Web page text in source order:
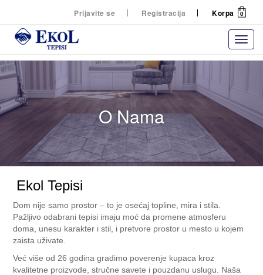
Prijavite se Registracija Korpa 0
O Nama
Ekol Tepisi
Dom nije samo prostor – to je osećaj topline, mira i stila.
Pažljivo odabrani tepisi imaju moć da promene atmosferu
doma, unesu karakter i stil, i pretvore prostor u mesto u kojem
zaista uživate.
Već više od 26 godina gradimo poverenje kupaca kroz
kvalitetne proizvode, stručne savete i pouzdanu uslugu. Naša